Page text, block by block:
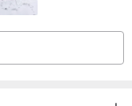
mug, beaker,
coasters is
But you can choose
Blue). Please note